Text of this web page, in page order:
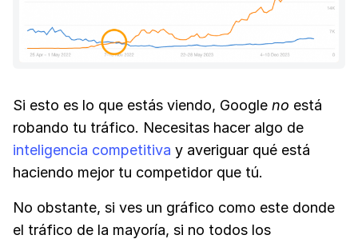
Si esto es lo que estás viendo, Google no está
robando tu tráfico. Necesitas hacer algo de
inteligencia competitiva y averiguar qué está
haciendo mejor tu competidor que tú.
No obstante, si ves un gráfico como este donde
el tráfico de la mayoría, si no todos los